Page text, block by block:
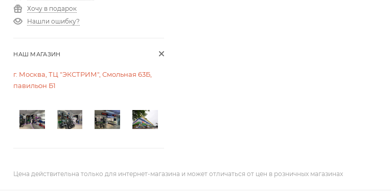
Хочу в подарок
Нашли ошибку?
НАШ МАГАЗИН
г. Москва, ТЦ "ЭКСТРИМ", Смольная 63Б,
павильон Б1
Цена действительна только для интернет-магазина и может отличаться от цен в розничных магазинах